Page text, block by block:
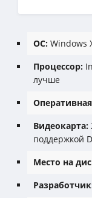
ОС: Windows
Процессор:
лучше
Видеокарта:
поддержкой
Место на